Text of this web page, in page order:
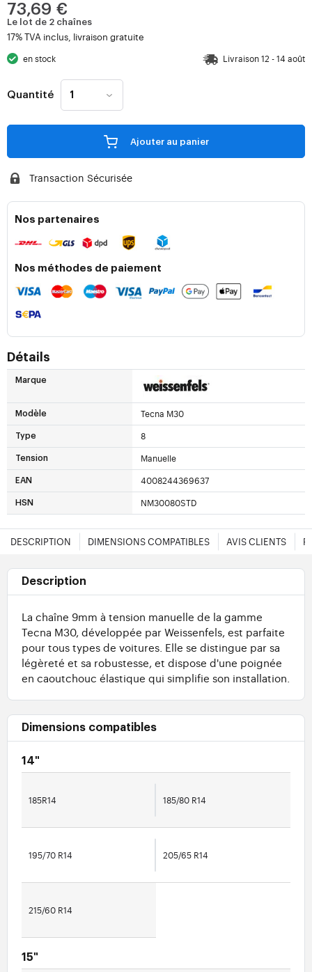
73,69 €
Le lot de 2 chaînes
17% TVA inclus, livraison gratuite
en stock Livraison 12 - 14 août
Quantité
Ajouter au panier
Transaction Sécurisée
Nos partenaires
Nos méthodes de paiement
Détails
Marque
Modèle Tecna M30
Type 8
Tension Manuelle
EAN 4008244369637
HSN NM30080STD
DESCRIPTION DIMENSIONS COMPATIBLES AVIS CLIENTS
Description
La chaîne 9mm à tension manuelle de la gamme
Tecna M30, développée par Weissenfels, est parfaite
pour tous types de voitures. Elle se distingue par sa
légèreté et sa robustesse, et dispose d'une poignée
en caoutchouc élastique qui simplifie son installation.
Dimensions compatibles
14"
185R14 185/80 R14
195/70 R14 205/65 R14
215/60 R14
15"